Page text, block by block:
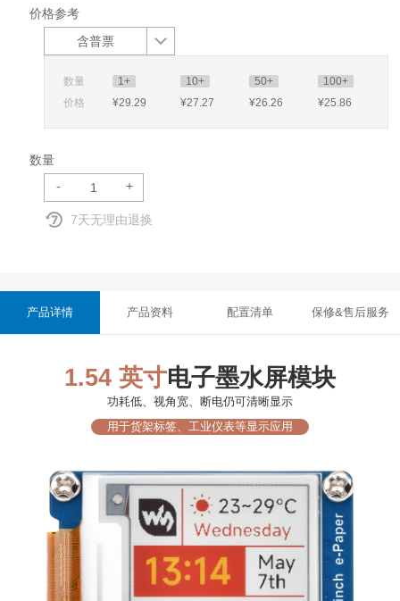
价格参考
含普票
数量 1+ 10+ 50+
100+
价格
¥29.29 ¥27.27 ¥26.26 ¥25.86
数量
-
+
7天无理由退换
产品详情 产品资料 配置清单 保修&售后服务
1.54 英寸电子墨水屏模块
功耗低、视角宽、断电仍可清晰显示
用于货架标签、工业仪表等显示应用